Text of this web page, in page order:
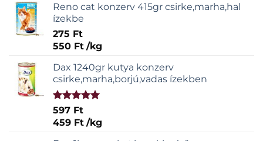
Reno cat konzerv 415gr csirke,marha,hal
ízekbe
275 Ft
550 Ft /kg
Dax 1240gr kutya konzerv
csirke,marha,borjú,vadas ízekben
Értékelés:
5.00/ 5
597 Ft
459 Ft /kg